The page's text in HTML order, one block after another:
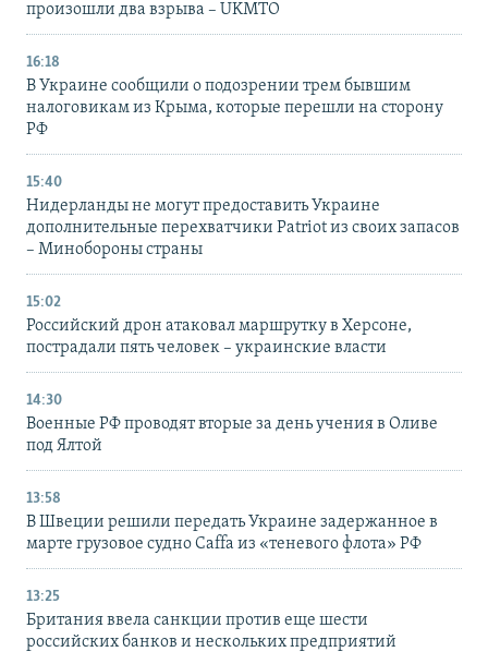
произошли два взрыва – UKMTO
16:18
В Украине сообщили о подозрении трем бывшим
налоговикам из Крыма, которые перешли на сторону
РФ
15:40
Нидерланды не могут предоставить Украине
дополнительные перехватчики Patriot из своих запасов
– Минобороны страны
15:02
Российский дрон атаковал маршрутку в Херсоне,
пострадали пять человек – украинские власти
14:30
Военные РФ проводят вторые за день учения в Оливе
под Ялтой
13:58
В Швеции решили передать Украине задержанное в
марте грузовое судно Caffa из «теневого флота» РФ
13:25
Британия ввела санкции против еще шести
российских банков и нескольких предприятий